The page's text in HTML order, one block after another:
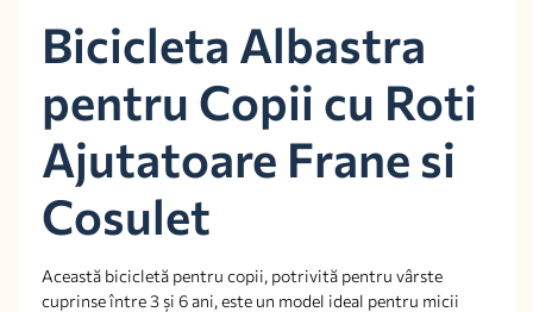
Bicicleta Albastra
pentru Copii cu Roti
Ajutatoare Frane si
Cosulet
Această bicicletă pentru copii, potrivită pentru vârste
cuprinse între 3 și 6 ani, este un model ideal pentru micii